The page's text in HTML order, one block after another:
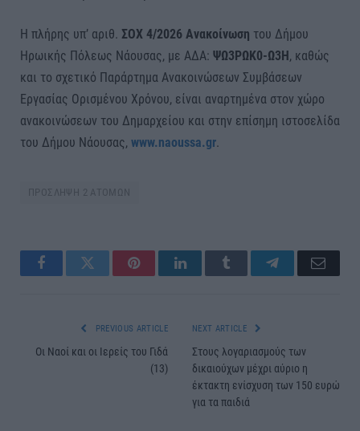
Η πλήρης υπ’ αριθ. ΣΟΧ 4/2026 Ανακοίνωση του Δήμου
Ηρωικής Πόλεως Νάουσας, με ΑΔΑ: ΨΩ3ΡΩΚ0-Ω3Η , καθώς
και το σχετικό Παράρτημα Ανακοινώσεων Συμβάσεων
Εργασίας Ορισμένου Χρόνου, είναι αναρτημένα στον χώρο
ανακοινώσεων του Δημαρχείου και στην επίσημη ιστοσελίδα
του Δήμου Νάουσας, www.naoussa.gr.
ΠΡΟΣΛΗΨΗ 2 ΑΤΟΜΩΝ
FacebookTwitter PinterestLinkedInTumblr TelegramEmail
PREVIOUS ARTICLE
Οι Ναοί και οι Ιερείς του Γιδά
(13)
NEXT ARTICLE
Στους λογαριασμούς των
δικαιούχων μέχρι αύριο η
έκτακτη ενίσχυση των 150 ευρώ
για τα παιδιά